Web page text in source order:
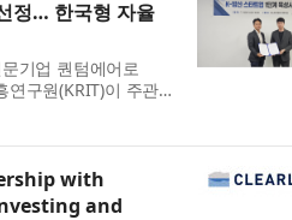
정… 한국형 자율
기업 퀀텀에어로
구원(KRIT)이 주관
최종 선정돼 지난 14
with
and